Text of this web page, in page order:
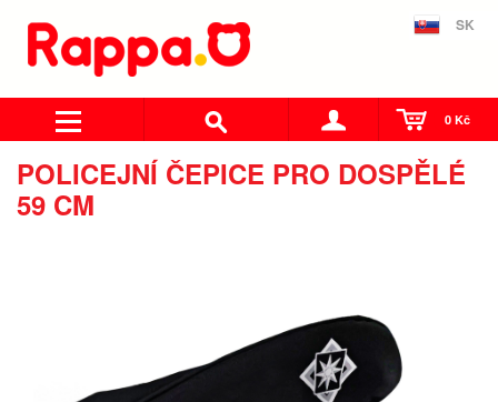
SK
0 Kč
POLICEJNÍ ČEPICE PRO DOSPĚLÉ
59 CM